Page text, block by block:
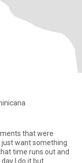
that were
just want something
time runs out and
I do it but